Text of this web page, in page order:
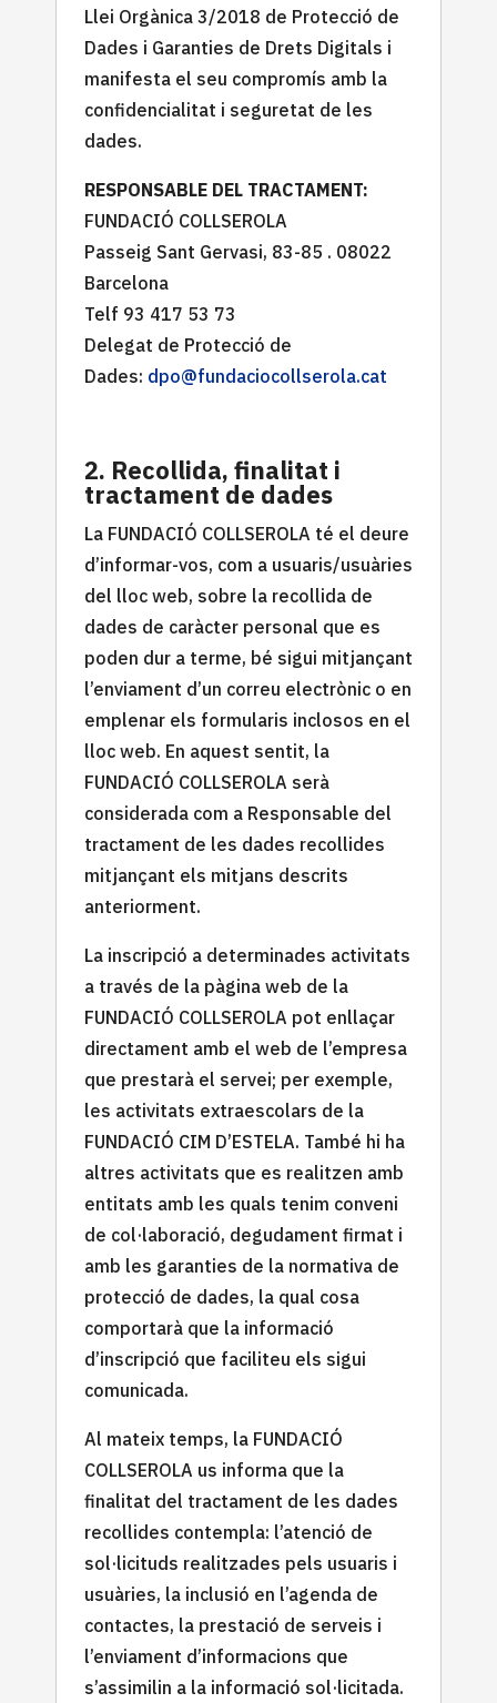
Llei Orgànica 3/2018 de Protecció de
Dades i Garanties de Drets Digitals i
manifesta el seu compromís amb la
confidencialitat i seguretat de les
dades.
RESPONSABLE DEL TRACTAMENT:
FUNDACIÓ COLLSEROLA
Passeig Sant Gervasi, 83-85 . 08022
Barcelona
Telf 93 417 53 73
Delegat de Protecció de
Dades: dpo@fundaciocollserola.cat
2. Recollida, finalitat i
tractament de dades
La FUNDACIÓ COLLSEROLA té el deure
d’informar-vos, com a usuaris/usuàries
del lloc web, sobre la recollida de
dades de caràcter personal que es
poden dur a terme, bé sigui mitjançant
l’enviament d’un correu electrònic o en
emplenar els formularis inclosos en el
lloc web. En aquest sentit, la
FUNDACIÓ COLLSEROLA serà
considerada com a Responsable del
tractament de les dades recollides
mitjançant els mitjans descrits
anteriorment.
La inscripció a determinades activitats
a través de la pàgina web de la
FUNDACIÓ COLLSEROLA pot enllaçar
directament amb el web de l’empresa
que prestarà el servei; per exemple,
les activitats extraescolars de la
FUNDACIÓ CIM D’ESTELA. També hi ha
altres activitats que es realitzen amb
entitats amb les quals tenim conveni
de col·laboració, degudament firmat i
amb les garanties de la normativa de
protecció de dades, la qual cosa
comportarà que la informació
d’inscripció que faciliteu els sigui
comunicada.
Al mateix temps, la FUNDACIÓ
COLLSEROLA us informa que la
finalitat del tractament de les dades
recollides contempla: l’atenció de
sol·licituds realitzades pels usuaris i
usuàries, la inclusió en l’agenda de
contactes, la prestació de serveis i
l’enviament d’informacions que
s’assimilin a la informació sol·licitada.